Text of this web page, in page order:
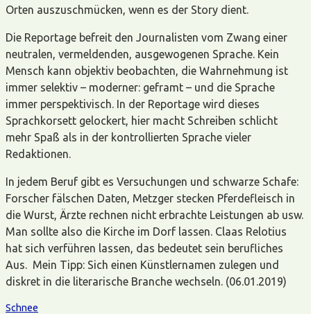
Orten auszuschmücken, wenn es der Story dient.
Die Reportage befreit den Journalisten vom Zwang einer
neutralen, vermeldenden, ausgewogenen Sprache. Kein
Mensch kann objektiv beobachten, die Wahrnehmung ist
immer selektiv – moderner: geframt – und die Sprache
immer perspektivisch. In der Reportage wird dieses
Sprachkorsett gelockert, hier macht Schreiben schlicht
mehr Spaß als in der kontrollierten Sprache vieler
Redaktionen.
In jedem Beruf gibt es Versuchungen und schwarze Schafe:
Forscher fälschen Daten, Metzger stecken Pferdefleisch in
die Wurst, Ärzte rechnen nicht erbrachte Leistungen ab usw.
Man sollte also die Kirche im Dorf lassen. Claas Relotius
hat sich verführen lassen, das bedeutet sein berufliches
Aus. Mein Tipp: Sich einen Künstlernamen zulegen und
diskret in die literarische Branche wechseln. (06.01.2019)
Schnee